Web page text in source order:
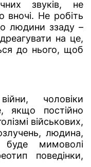
звуків, не
вночі. Не робіть
людини ззаду –
на це,
до нього, щоб
чоловіки
якщо постійно
військових,
людина,
мимоволі
поведінки,